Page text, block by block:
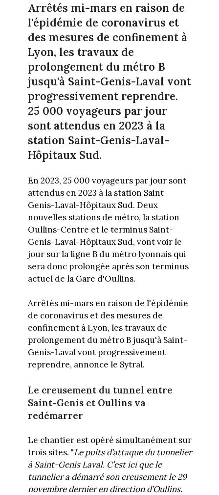
Arrêtés mi-mars en raison de
l'épidémie de coronavirus et
des mesures de confinement à
Lyon, les travaux de
prolongement du métro B
jusqu'à Saint-Genis-Laval vont
progressivement reprendre.
25 000 voyageurs par jour
sont attendus en 2023 à la
station Saint-Genis-Laval-
Hôpitaux Sud.
En 2023, 25 000 voyageurs par jour sont
attendus en 2023 à la station Saint-
Genis-Laval-Hôpitaux Sud. Deux
nouvelles stations de métro, la station
Oullins-Centre et le terminus Saint-
Genis-Laval-Hôpitaux Sud, vont voir le
jour sur la ligne B du métro lyonnais qui
sera donc prolongée après son terminus
actuel de la Gare d'Oullins.
Arrêtés mi-mars en raison de l'épidémie
de coronavirus et des mesures de
confinement à Lyon, les travaux de
prolongement du métro B jusqu'à Saint-
Genis-Laval vont progressivement
reprendre, annonce le Sytral.
Le creusement du tunnel entre
Saint-Genis et Oullins va
redémarrer
Le chantier est opéré simultanément sur
trois sites. "Le puits d’attaque du tunnelier
à Saint-Genis Laval. C’est ici que le
tunnelier a démarré son creusement le 29
novembre dernier en direction d’Oullins.